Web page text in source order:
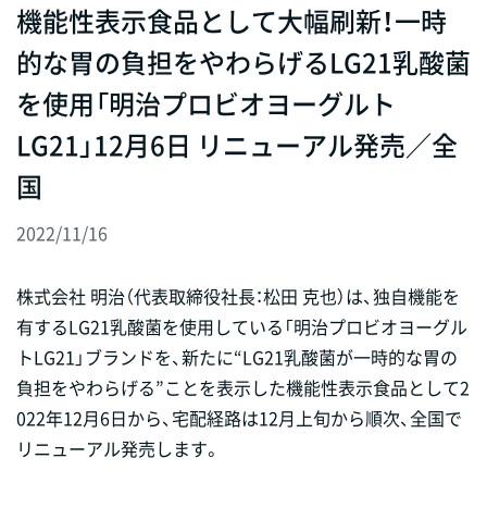
機能性表示食品として大幅刷新！一時
的な胃の負担をやわらげるLG21乳酸菌
を使用「明治プロビオヨーグルト
LG21」12月6日 リニューアル発売／全
国
2022/11/16
株式会社 明治（代表取締役社長：松田 克也）は、独自機能を
有するLG21乳酸菌を使用している「明治プロビオヨーグル
トLG21」ブランドを、新たに“LG21乳酸菌が一時的な胃の
負担をやわらげる”ことを表示した機能性表示食品として2
022年12月6日から、宅配経路は12月上旬から順次、全国で
リニューアル発売します。